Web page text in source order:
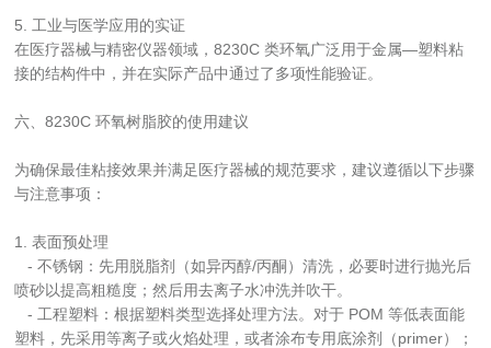
5. 工业与医学应用的实证
在医疗器械与精密仪器领域，8230C 类环氧广泛用于金属—塑料粘
接的结构件中，并在实际产品中通过了多项性能验证。
六、8230C 环氧树脂胶的使用建议
为确保最佳粘接效果并满足医疗器械的规范要求，建议遵循以下步骤
与注意事项：
1. 表面预处理
- 不锈钢：先用脱脂剂（如异丙醇/丙酮）清洗，必要时进行抛光后
喷砂以提高粗糙度；然后用去离子水冲洗并吹干。
- 工程塑料：根据塑料类型选择处理方法。对于 POM 等低表面能
塑料，先采用等离子或火焰处理，或者涂布专用底涂剂（primer）；